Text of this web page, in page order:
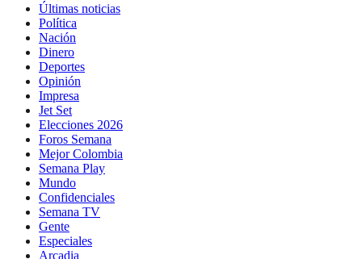
Últimas noticias
Política
Nación
Dinero
Deportes
Opinión
Impresa
Jet Set
Elecciones 2026
Foros Semana
Mejor Colombia
Semana Play
Mundo
Confidenciales
Semana TV
Gente
Especiales
Arcadia